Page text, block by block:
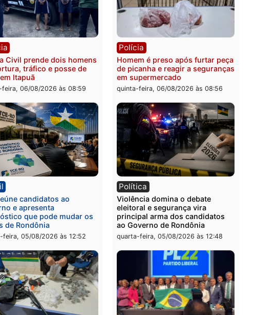
Polícia
Homem é esfaqueado no tórax
durante briga com vizinho no
bairro Ulysses Guimarães
quinta-feira, 06/08/2026 às 09:24
Polícia
Três suspeitos ligados a
criminosa são presos por
receptação e adulteração
veículos em Porto Velho
quinta-feira, 06/08/2026 às
Polícia
Polícia Civil prende dois homens
arma em Itapuã
quinta-feira, 06/08/2026 às 08:59
Polícia
Homem é preso após
em supermercado
quinta-feira, 06/08/2026 às